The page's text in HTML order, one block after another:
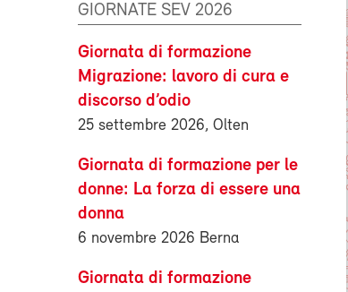
GIORNATE SEV 2026
Giornata di formazione
Migrazione: lavoro di cura e
discorso d’odio
25 settembre 2026, Olten
Giornata di formazione per le
donne: La forza di essere una
donna
6 novembre 2026 Berna
Giornata di formazione